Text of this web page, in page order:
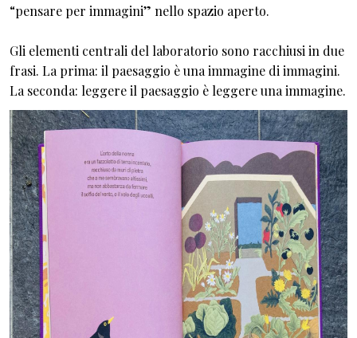
“pensare per immagini” nello spazio aperto.
Gli elementi centrali del laboratorio sono racchiusi in due
frasi. La prima: il paesaggio è una immagine di immagini.
La seconda: leggere il paesaggio è leggere una immagine.